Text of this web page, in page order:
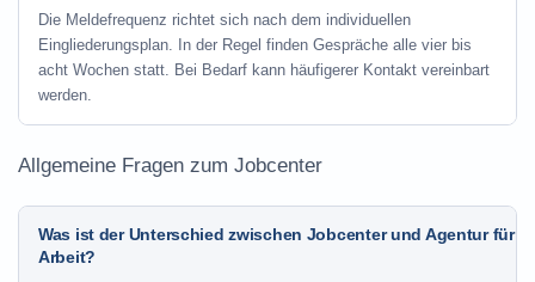
Die Meldefrequenz richtet sich nach dem individuellen
Eingliederungsplan. In der Regel finden Gespräche alle vier bis
acht Wochen statt. Bei Bedarf kann häufigerer Kontakt vereinbart
werden.
Allgemeine Fragen zum Jobcenter
Was ist der Unterschied zwischen Jobcenter und Agentur für
Arbeit?